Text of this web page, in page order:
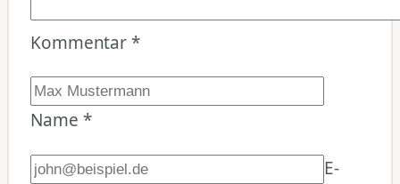
Kommentar *
Name *
E-